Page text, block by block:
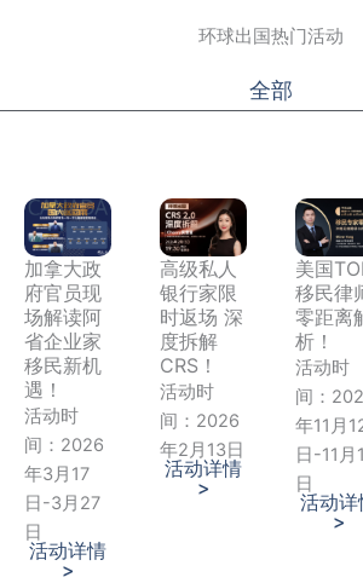
环球出国热门活动
全部
加拿大政
府官员现
场解读阿
省企业家
移民新机
遇！
活动时
间：2026
年3月17
日-3月27
日
活动详情
>
高级私人
银行家限
时返场 深
度拆解
CRS！
活动时
间：2026
年2月13日
活动详情
>
美国
移民律
零距离
析！
活动时
间：
年11月
日-11月
日
活动详
>